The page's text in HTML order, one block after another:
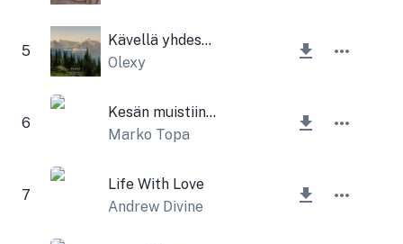
5
Kävellä yhdessä
Olexy
6
Kesän muistiinpanoja
Marko Topa
7
Life With Love
Andrew Divine